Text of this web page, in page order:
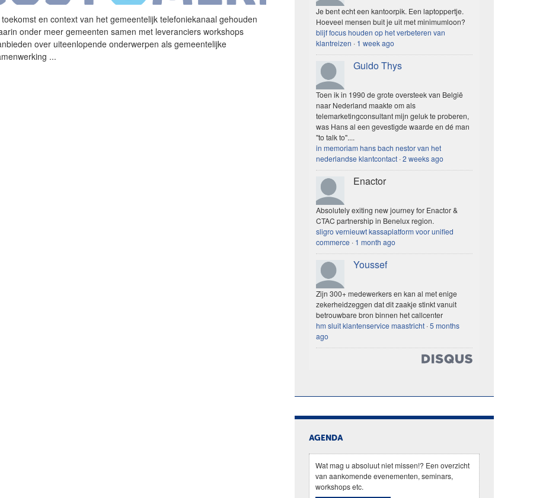
toekomst en context van hetgemeentelijk telefoniekanaal gehouden
onder meer gemeenten samen met leveranciers workshops
over uiteenlopende onderwerpen als gemeentelijke
...
Je bent echt een kantoorpik. Een laptoppertje.
Hoeveel mensen buit je uit met minimumloon?
blijf focus houden op het verbeteren van
klantreizen · 1 week ago
Guido Thys
Toen ik in 1990 de grote oversteek van België
naar Nederland maakte om als
telemarketingconsultant mijn geluk te proberen,
was Hans al een gevestigde waarde en dé man
"to talk to"....
in memoriam hans bach nestor van het
nederlandse klantcontact ·2 weeks ago
Enactor
Absolutely exiting new journey for Enactor &
CTAC partnership in Benelux region.
sligro vernieuwt kassaplatform voor unified
commerce · 1 month ago
Youssef
Zijn 300+ medewerkers en kan al met enige
zekerheidzeggen dat dit zaakje stinkt vanuit
betrouwbare bron binnen het callcenter
hm sluit klantenservice maastricht ·5 months
ago
AGENDA
Wat mag u absoluut niet missen!? Een overzicht
van aankomende evenementen, seminars,
workshops etc.